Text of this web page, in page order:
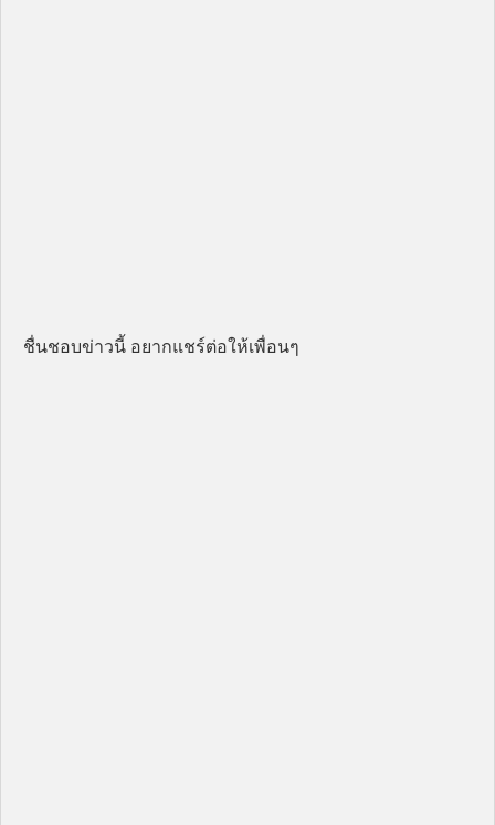
ชื่นชอบข่าวนี้ อยากแชร์ต่อให้เพื่อนๆ